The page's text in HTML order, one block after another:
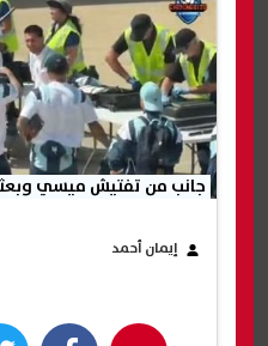
جانب من تفتيش ميسي
إيمان أحمد